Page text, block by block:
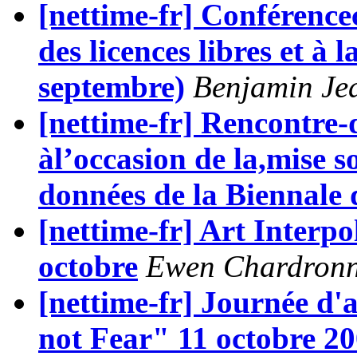
[nettime-fr]
des licences libres et à
septembre) Benjamin
[nettime-fr] Rencontre-
àl’occasion de la,mise
données de la Biennale
[nettime-fr] Art
octobre Ewen
[nettime-fr] Journée
not Fear" 11 octobre